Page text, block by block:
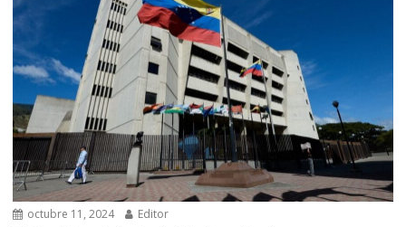
octubre 11, 2024 Editor